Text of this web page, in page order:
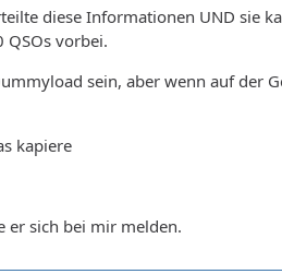
diese Informationen UND sie
vorbei.
sein, aber wenn auf der
kapiere
er sich bei mir melden.